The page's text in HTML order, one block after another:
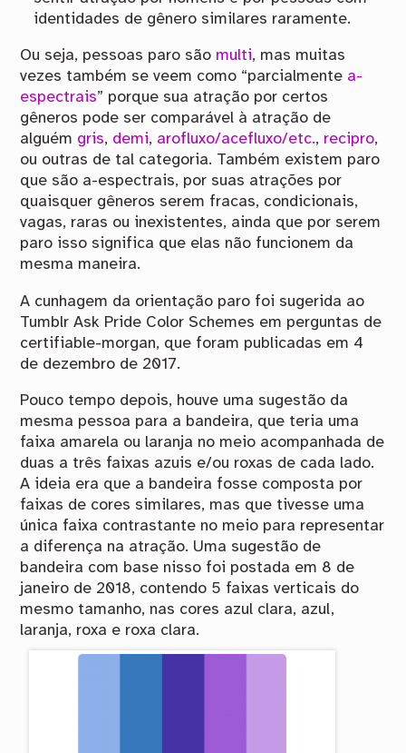
identidades de gênero similares raramente.
Ou seja, pessoas paro são multi, mas muitas
vezes também se veem como “parcialmente a-
espectrais” porque sua atração por certos
gêneros pode ser comparável à atração de
alguém gris, demi, arofluxo/acefluxo/etc., recipro,
ou outras de tal categoria. Também existem paro
que são a-espectrais, por suas atrações por
quaisquer gêneros serem fracas, condicionais,
vagas, raras ou inexistentes, ainda que por serem
paro isso significa que elas não funcionem da
mesma maneira.
A cunhagem da orientação paro foi sugerida ao
Tumblr Ask Pride Color Schemes em perguntas de
certifiable-morgan, que foram publicadas em 4
de dezembro de 2017.
Pouco tempo depois, houve uma sugestão da
mesma pessoa para a bandeira, que teria uma
faixa amarela ou laranja no meio acompanhada de
duas a três faixas azuis e/ou roxas de cada lado.
A ideia era que a bandeira fosse composta por
faixas de cores similares, mas que tivesse uma
única faixa contrastante no meio para representar
a diferença na atração. Uma sugestão de
bandeira com base nisso foi postada em 8 de
janeiro de 2018, contendo 5 faixas verticais do
mesmo tamanho, nas cores azul clara, azul,
laranja, roxa e roxa clara.